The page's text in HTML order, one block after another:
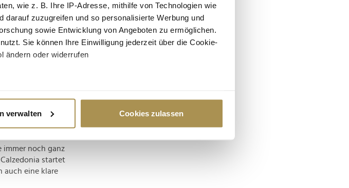
wie z. B. Ihre IP-Adresse, mithilfe von Technologien wie
zuzugreifen und so personalisierte Werbung und
sowie Entwicklung von Angeboten zu ermöglichen.
Sie können Ihre Einwilligung jederzeit über die Cookie-
ändern oder widerrufen
werden, und legen Sie Ihre Präferenzen im
Funktionen für soziale Medien anbieten zu können
geben wir Informationen zu Ihrer Verwendung unserer
weiter. Unsere Partner führen diese Informationen
verwalten Cookies zulassen
einem
von
an der zwölf
immer noch ganz
startet
auch eine klare